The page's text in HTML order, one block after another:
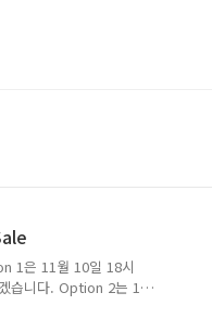
Sale
1은 11월 10일 18시
습니다. Option 2는 11
8시가 되겠습니다. Quiz